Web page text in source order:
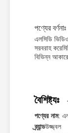
পণ্যের বর্ণনাঃ
এলসিডি
সরবরাহ
বিভিন্ন
বৈশিষ্ট্যঃ
পণ্যের নাম:
ব্র্যান্ডউজ্জ্বল